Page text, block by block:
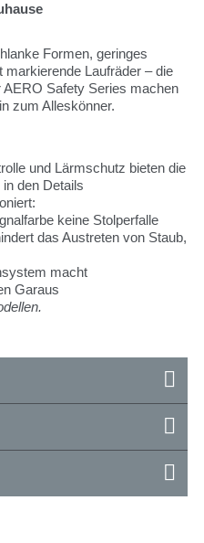
Formen, geringes
Laufräder – die
Safety Series machen
zum Alleskönner.
und Lärmschutz bieten die
den Details
keine Stolperfalle
das Austreten von Staub,
macht
Garaus